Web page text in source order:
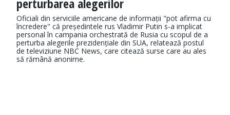
perturbarea alegerilor
Oficiali din serviciile americane de informații "pot afirma cu
încredere" că președintele rus Vladimir Putin s-a implicat
personal în campania orchestrată de Rusia cu scopul de a
perturba alegerile prezidențiale din SUA, relatează postul
de televiziune NBC News, care citează surse care au ales
să rămână anonime.